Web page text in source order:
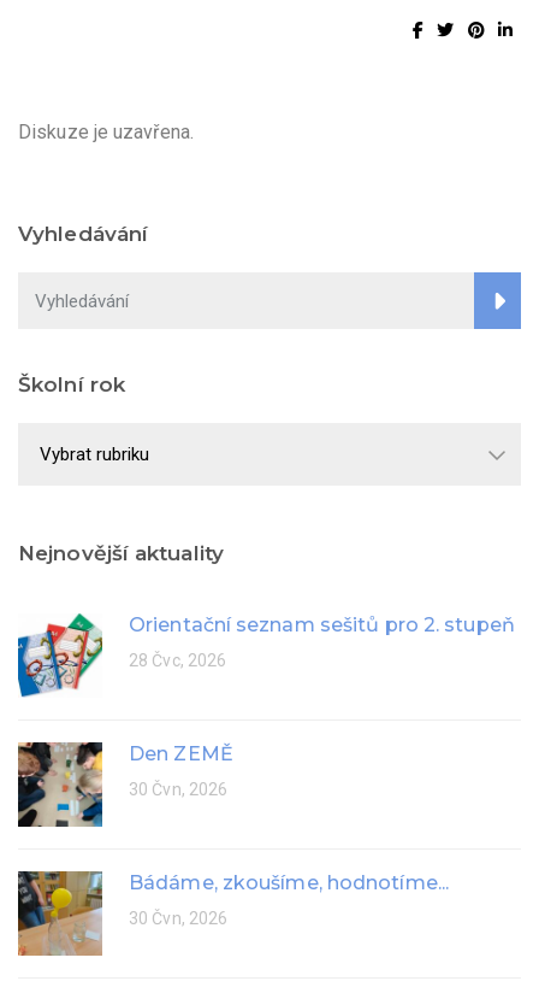
Diskuze je uzavřena.
Vyhledávání
Školní rok
rok
Nejnovější aktuality
Orientační seznam sešitů pro 2. stupeň
28 Čvc, 2026
Den ZEMĚ
30 Čvn, 2026
Bádáme, zkoušíme, hodnotíme...
30 Čvn, 2026